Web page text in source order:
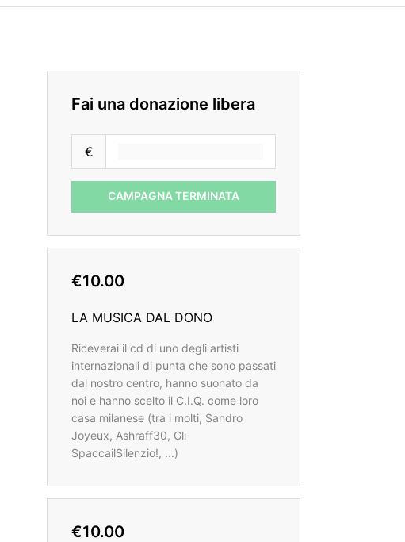
Fai una donazione libera
€
CAMPAGNA TERMINATA
€10.00
LA MUSICA DAL DONO
Riceverai il cd di uno degli artisti
internazionali di punta che sono passati
dal nostro centro, hanno suonato da
noi e hanno scelto il C.I.Q. come loro
casa milanese (tra i molti, Sandro
Joyeux, Ashraff30, Gli
SpaccailSilenzio!, ...)
€10.00